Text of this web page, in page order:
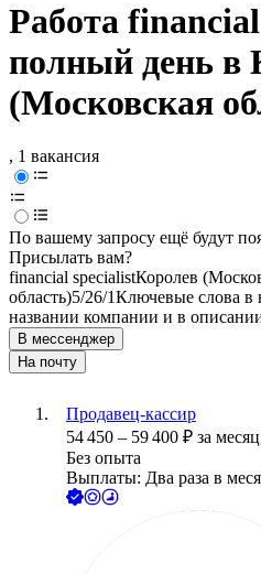
Работа
полный день в
(Московская
, 1 вакансия
По вашему запросу ещё будут
Присылать вам?
financial specialistКоролев
область)5/26/1Ключевые слова в
названии компании и в
В мессенджер
На почту
Продавец-кассир
54 450 – 59 400 ₽ за
Без опыта
Выплаты: Два раза в